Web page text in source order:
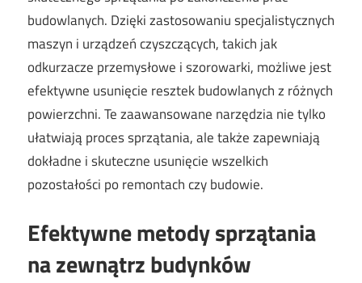
budowlanych. Dzięki zastosowaniu specjalistycznych
maszyn i urządzeń czyszczących, takich jak
odkurzacze przemysłowe i szorowarki, możliwe jest
efektywne usunięcie resztek budowlanych z różnych
powierzchni. Te zaawansowane narzędzia nie tylko
ułatwiają proces sprzątania, ale także zapewniają
dokładne i skuteczne usunięcie wszelkich
pozostałości po remontach czy budowie.
Efektywne metody sprzątania
na zewnątrz budynków